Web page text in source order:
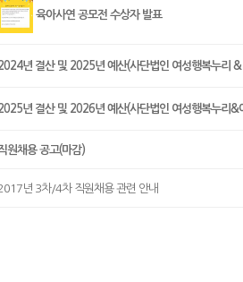
육아사연 공모전 수상자 발표
년 결산 및 2025년 예산(사단법인 여성행복누리 &
년 결산 및 2026년 예산(사단법인 여성행복누리&
원채용 공고(마감)
년 3차/4차 직원채용 관련 안내